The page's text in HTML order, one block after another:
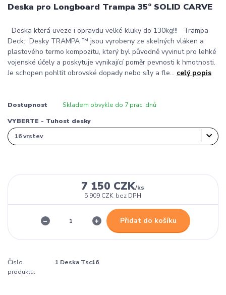
Deska pro Longboard Trampa 35° SOLID CARVE
Deska která uveze i opravdu velké kluky do 130kg!!! Trampa
Deck: Desky TRAMPA ™ jsou vyrobeny ze skelných vláken a
plastového termo kompozitu, který byl původně vyvinut pro lehké
vojenské účely a poskytuje vynikající poměr pevnosti k hmotnosti.
Je schopen pohltit obrovské dopady nebo síly a fle... celý popis
Dostupnost Skladem obvykle do 7 prac. dnů
VYBERTE - Tuhost desky
7 150 CZK/ks
5 909 CZK bez DPH
Přidat do košíku
Číslo
produktu:
1 Deska Tsc16